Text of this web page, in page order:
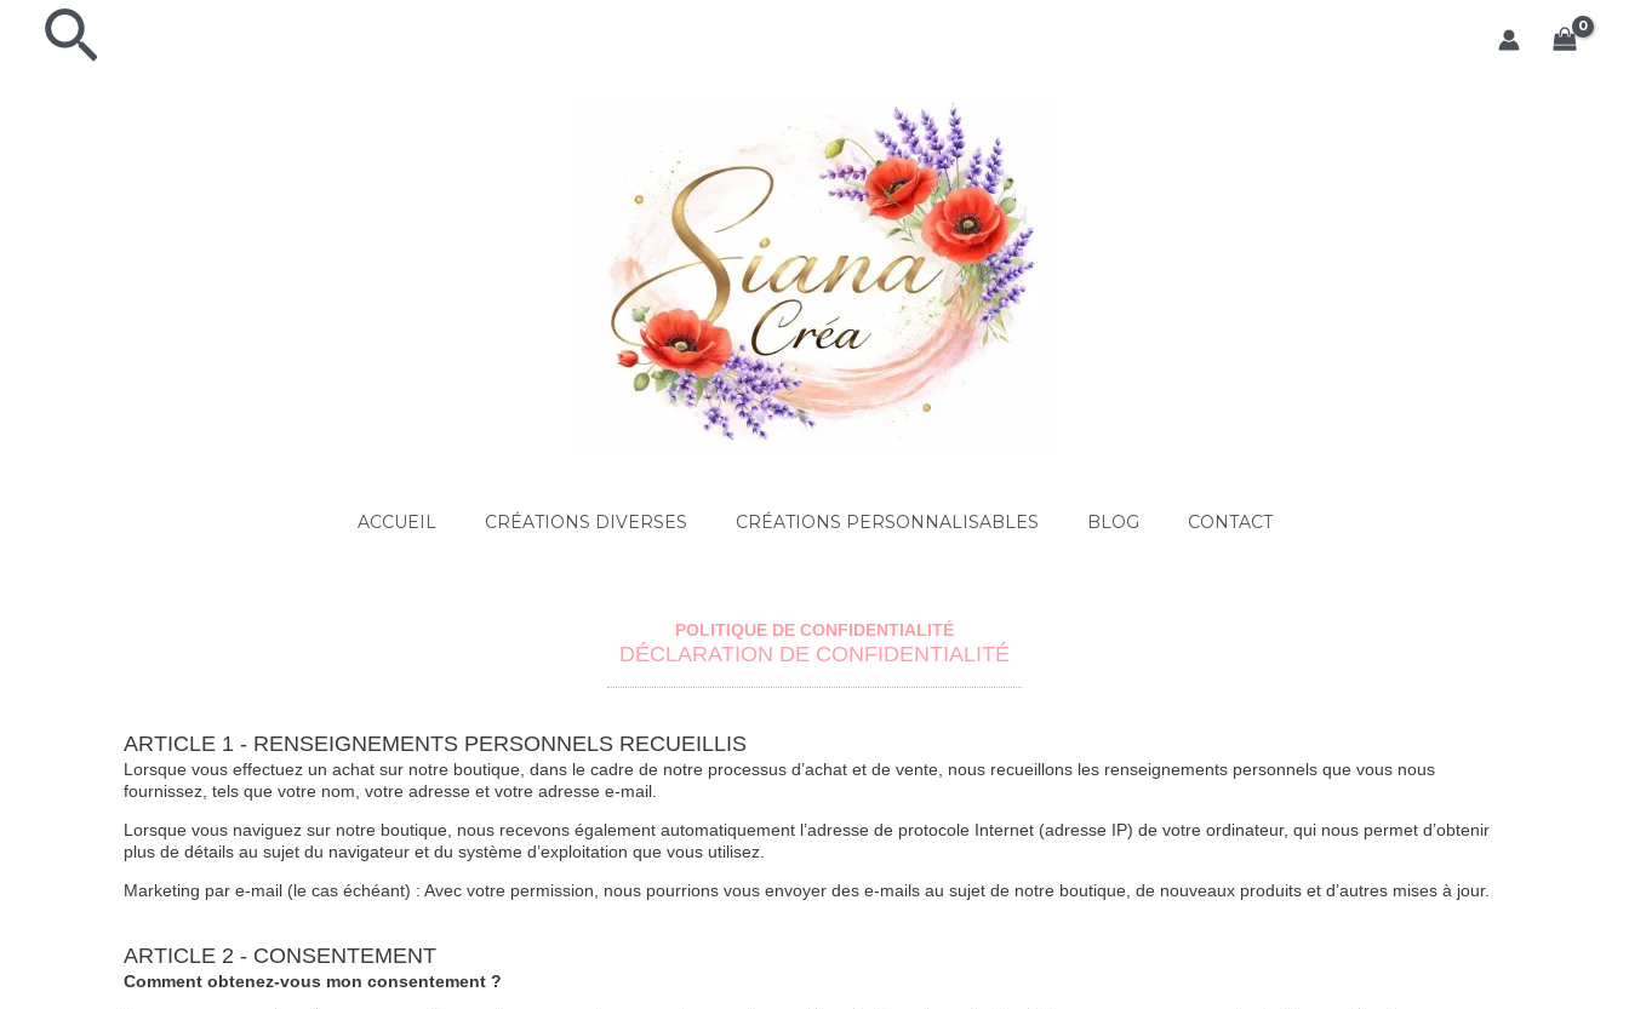
Rechercher
ACCUEIL CRÉATIONS DIVERSES CRÉATIONS PERSONNALISABLES BLOG CONTACT
POLITIQUE DE CONFIDENTIALITÉ
DÉCLARATION DE CONFIDENTIALITÉ
ARTICLE 1 - RENSEIGNEMENTS PERSONNELS RECUEILLIS
Lorsque vous effectuez un achat sur notre boutique, dans le cadre de notre processus d’achat et de vente, nous recueillons les renseignements personnels que vous nous
fournissez, tels que votre nom, votre adresse et votre adresse e-mail.
Lorsque vous naviguez sur notre boutique, nous recevons également automatiquement l’adresse de protocole Internet (adresse IP) de votre ordinateur, qui nous permet d’obtenir
plus de détails au sujet du navigateur et du système d’exploitation que vous utilisez.
Marketing par e-mail (le cas échéant) : Avec votre permission, nous pourrions vous envoyer des e-mails au sujet de notre boutique, de nouveaux produits et d’autres mises à jour.
ARTICLE 2 - CONSENTEMENT
Comment obtenez-vous mon consentement ?